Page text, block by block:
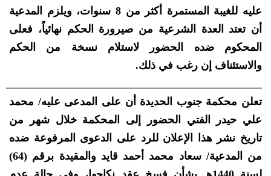
عليه للغيبة المستمرة أكثر من 8 سنوات، ويلزم المدعية
أن تعتد العدة الشرعية من صيرورة الحكم نهائياً، فعلى
المحكوم ضده الحضور لاستلام نسخة من الحكم
والاستئناف إن رغب في ذلك.
تعلن محكمة جنوب الحديدة أن على المدعى عليه/ محمد
علي حيدر الفتي الحضور إلى المحكمة خلال شهر من
تاريخ نشر هذا الإعلان للرد على الدعوى المرفوعة ضده
من المدعية/ سعاد محمد أحمد قايد والمقيدة برقم (64)